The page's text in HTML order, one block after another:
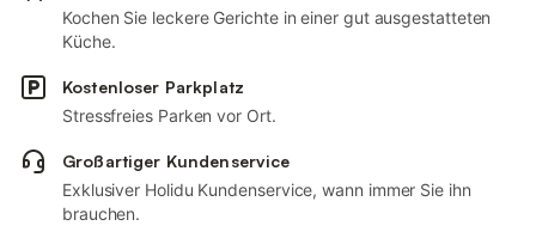
Kochen Sie leckere Gerichte in einer gut ausgestatteten
Küche.
Kostenloser Parkplatz
Stressfreies Parken vor Ort.
Großartiger Kundenservice
Exklusiver Holidu Kundenservice, wann immer Sie ihn
brauchen.